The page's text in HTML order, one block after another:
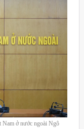
Nam ở nước ngoài Ngô